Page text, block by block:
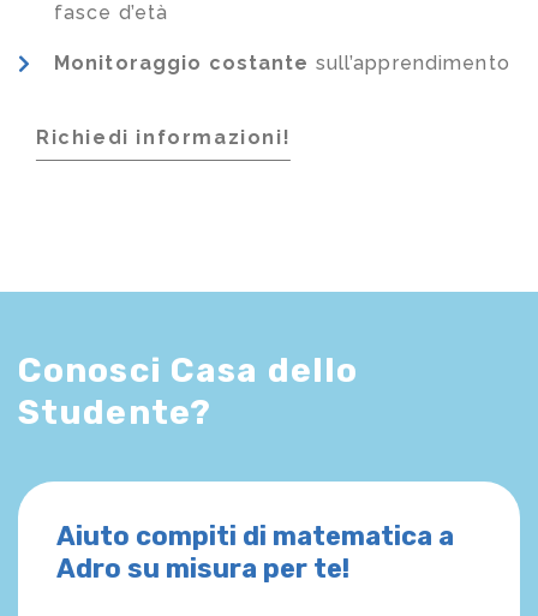
fasce d’età
Monitoraggio costante sull’apprendimento
Richiedi informazioni!
Conosci Casa dello
Studente?
Aiuto compiti di matematica a
Adro su misura per te!